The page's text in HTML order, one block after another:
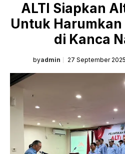
ALTI Siapkan
Untuk Harumkan
di Kanca
byadmin 27 September 2025